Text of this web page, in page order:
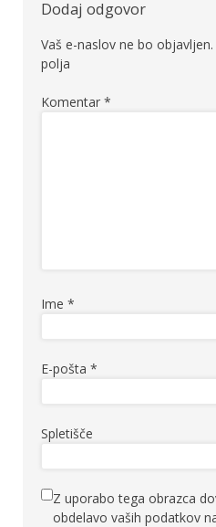
Dodaj odgovor
Vaš e-naslov ne bo objavljen.
polja
Komentar *
Ime *
E-pošta *
Spletišče
Z uporabo tega obrazca
obdelavo vaših podatkov